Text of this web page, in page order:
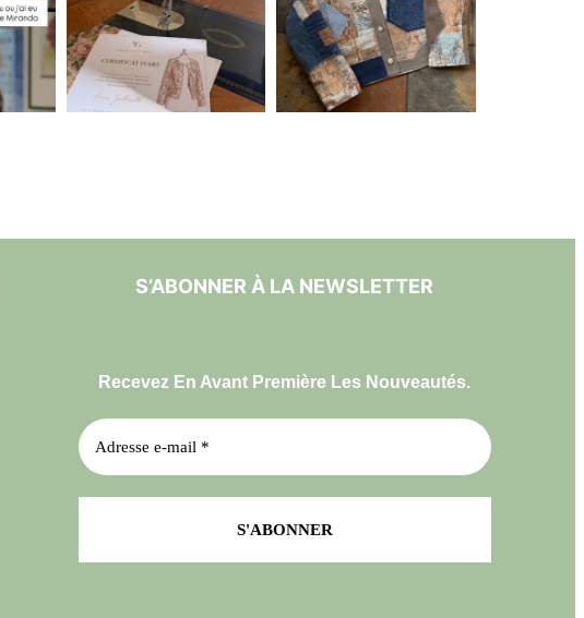
S’ABONNER À LA NEWSLETTER
Recevez En Avant Première Les Nouveautés.